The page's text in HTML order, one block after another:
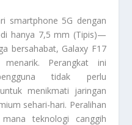
smartphone 5G dengan
hanya 7,5 mm (Tipis)—
bersahabat, Galaxy F17
Perangkat ini
tidak perlu
menikmati jaringan
sehari-hari. Peralihan
teknologi canggih